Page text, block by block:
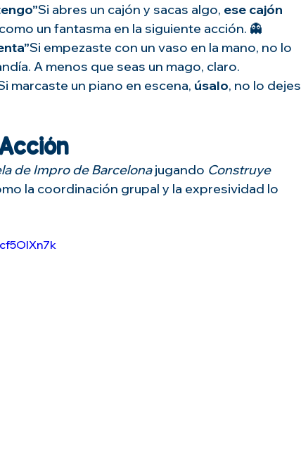
Si abres un cajón y sacas algo, ese cajón
un fantasma en la siguiente acción. 👻
Si empezaste con un vaso en la mano, no lo
A menos que seas un mago, claro.
marcaste un piano en escena, úsalo, no lo dejes
de Impro de Barcelona jugando Construye
la coordinación grupal y la expresividad lo